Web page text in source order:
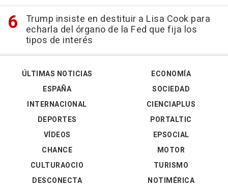
Trump insiste en destituir a Lisa Cook para
echarla del órgano de la Fed que fija los
tipos de interés
ÚLTIMAS NOTICIAS
ESPAÑA
INTERNACIONAL
DEPORTES
VÍDEOS
ECONOMÍA
SOCIEDAD
CIENCIAPLUS
PORTALTIC
EPSOCIAL
CHANCE
CULTURAOCIO
DESCONECTA
MOTOR
TURISMO
NOTIMÉRICA